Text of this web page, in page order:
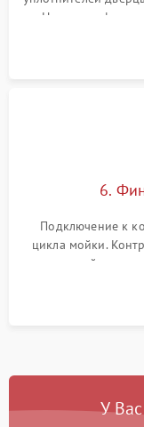
Надежная
сборка
6.
Подключение к
цикла мойки.
до нужной
штатного
У